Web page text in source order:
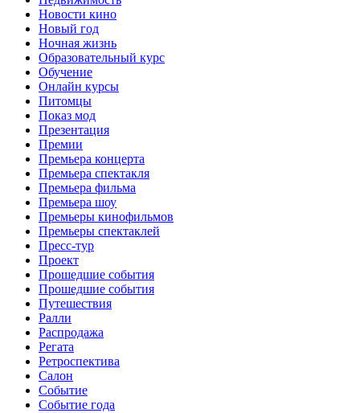
Новости кино
Новый год
Ночная жизнь
Образовательный курс
Обучение
Онлайн курсы
Питомцы
Показ мод
Презентация
Премии
Премьера концерта
Премьера спектакля
Премьера фильма
Премьера шоу
Премьеры кинофильмов
Премьеры спектаклей
Пресс-тур
Проект
Прошедшие события
Прошедшие события
Путешествия
Ралли
Распродажа
Регата
Ретроспектива
Салон
Событие
Событие года